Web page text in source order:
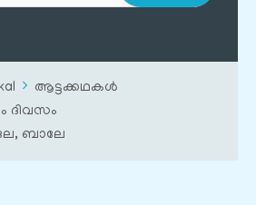
ആട്ടക്കഥകൾ
ദിവസം
ബാലേ